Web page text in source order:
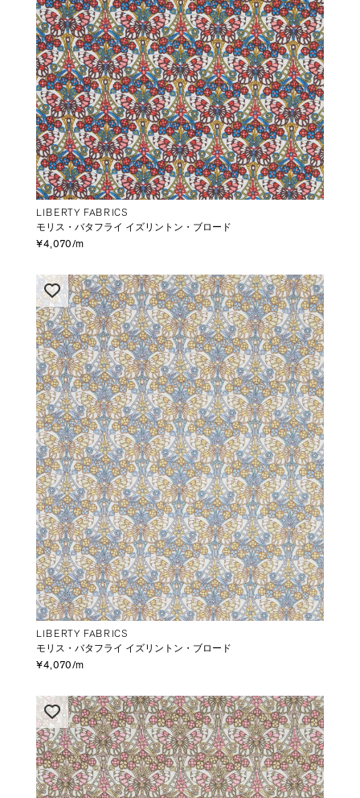
LIBERTY FABRICS
モリス・バタフライ イズリントン・ブロード
¥4,070/m
LIBERTY FABRICS
モリス・バタフライ イズリントン・ブロード
¥4,070/m